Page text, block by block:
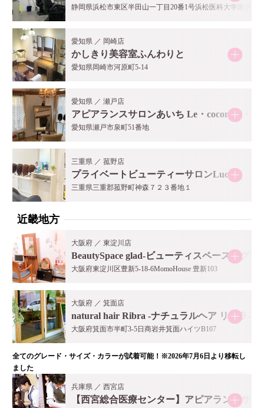
静岡県浜松市東区半田山一丁目20番1号浜松医科大学医学部
愛知県 ／ 岡崎店
かしきり美容室ふんわりと
愛知県岡崎市河原町5-14
愛知県 ／ 瀬戸店
アピアランスサロンあいち Le・cocon ル・コ
愛知県瀬戸市泉町51番地
三重県 ／ 菰野店
プライベートビューティーサロンLucia
三重県三重郡菰野町神森７２３番地１
近畿地方
大阪府 ／ 東淀川店
BeautySpace glad-ビューティスペース グラ
大阪府東淀川区豊新5-18-6MomoHouse 豊新103
大阪府 ／ 箕面店
natural hair Ribra -ナチュラルヘア リブラ-
大阪府箕面市半町3-5日商岩井箕面ハイツB107
全てのグレード・サイズ・カラーが試着可能！※2026年7月6日より移転し
ました
兵庫県 ／ 西宮店
【西宮総合医療センター】アピアランスサロ